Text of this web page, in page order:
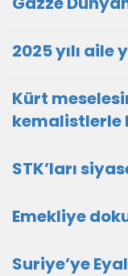
2025 yılı aile
Kürt
kemalistlerle
STK’ları
Emekliye
Suriye’ye